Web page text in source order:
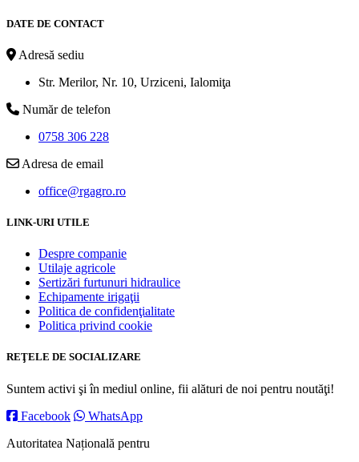
DATE DE CONTACT
Adresă sediu
Str. Merilor, Nr. 10, Urziceni, Ialomiţa
Număr de telefon
0758 306 228
Adresa de email
office@rgagro.ro
LINK-URI UTILE
Despre companie
Utilaje agricole
Sertizări furtunuri hidraulice
Echipamente irigaţii
Politica de confidenţialitate
Politica privind cookie
REŢELE DE SOCIALIZARE
Suntem activi şi în mediul online, fii alături de noi pentru noutăţi!
Facebook
WhatsApp
Autoritatea Națională pentru